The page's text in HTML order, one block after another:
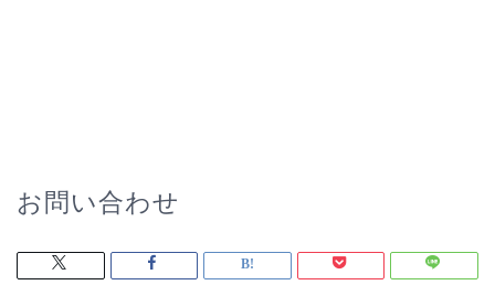
お問い合わせ